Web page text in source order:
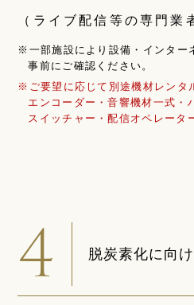
（ライブ配信等の専門業
※一部施設により設備・インター
事前にご確認ください。
※ご要望に応じて別途機材レンタ
エンコーダー・音響機材一式・
スイッチャー・配信オペレータ
4 脱炭素化に向